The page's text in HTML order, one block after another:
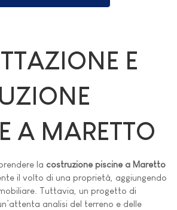
E
A MARETTO
la costruzione piscine a Maretto
il volto di una proprietà, aggiungendo
Tuttavia, un progetto di
analisi del terreno e delle